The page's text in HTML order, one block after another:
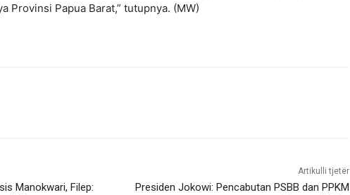
Provinsi Papua Barat,” tutupnya. (MW)
Manokwari, Filep:
Artikulli tjetër
Presiden Jokowi: Pencabutan PSBB dan PPKM